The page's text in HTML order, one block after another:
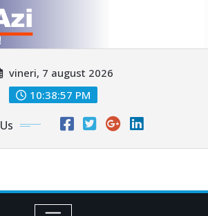
vineri, 7 august 2026
10:39:00 PM